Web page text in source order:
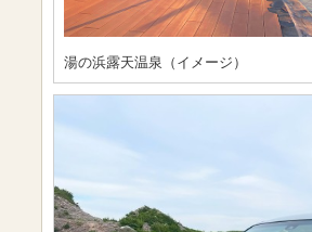
湯の浜露天温泉（イメージ）